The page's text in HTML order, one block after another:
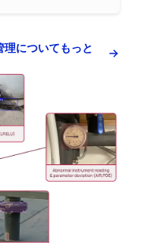
についてもっと